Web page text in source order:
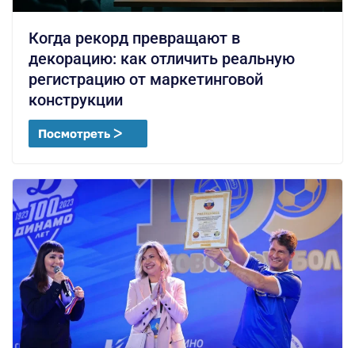
Когда рекорд превращают в
декорацию: как отличить реальную
регистрацию от маркетинговой
конструкции
Посмотреть ᐳ